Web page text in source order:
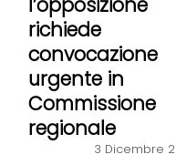
richiede
convocazione
urgente in
Commissione
regionale
3 Dicembre